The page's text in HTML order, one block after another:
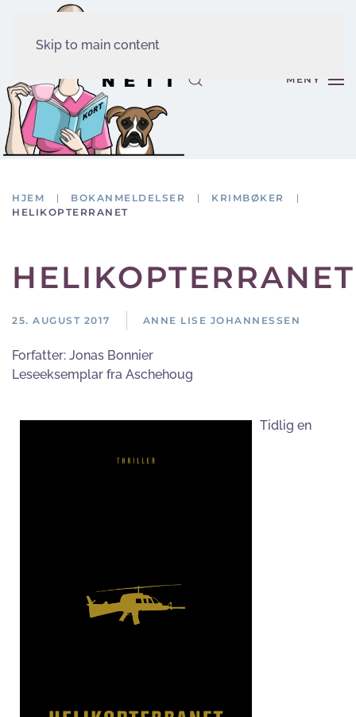
Skip to main content
MENY
HJEM BOKANMELDELSER
KRIMBØKER
HELIKOPTERRANET
HELIKOPTERRANET
25. AUGUST 2017 ANNE LISE JOHANNESSEN
Forfatter: Jonas Bonnier
Leseeksemplar fra Aschehoug
Tidlig en